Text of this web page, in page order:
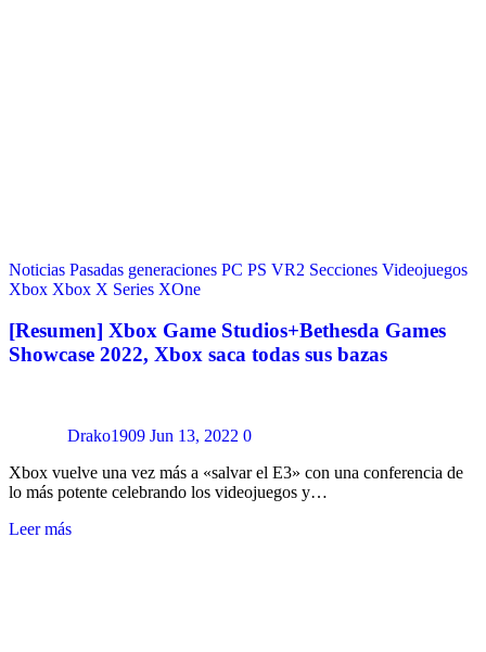
Noticias Pasadas generaciones PC PS VR2 Secciones Videojuegos
Xbox Xbox X Series XOne
[Resumen] Xbox Game Studios+Bethesda Games
Showcase 2022, Xbox saca todas sus bazas
Drako1909 Jun 13, 2022 0
Xbox vuelve una vez más a «salvar el E3» con una conferencia de
lo más potente celebrando los videojuegos y…
Leer más